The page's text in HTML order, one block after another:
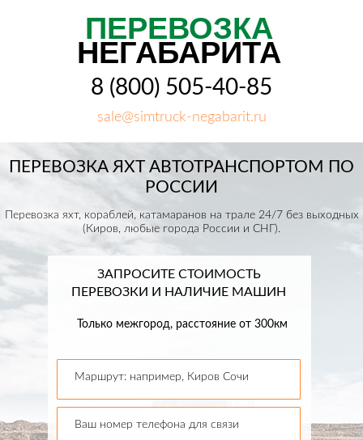
ПЕРЕВОЗКА
НЕГАБАРИТА
8 (800) 505-40-85
sale@simtruck-negabarit.ru
ПЕРЕВОЗКА ЯХТ АВТОТРАНСПОРТОМ ПО
РОССИИ
Перевозка яхт, кораблей, катамаранов на трале 24/7 без выходных
(Киров, любые города России и СНГ).
ЗАПРОСИТЕ СТОИМОСТЬ
ПЕРЕВОЗКИ И НАЛИЧИЕ МАШИН
Только межгород, расстояние от 300км
Маршрут: например, Киров Сочи
Ваш номер телефона для связи